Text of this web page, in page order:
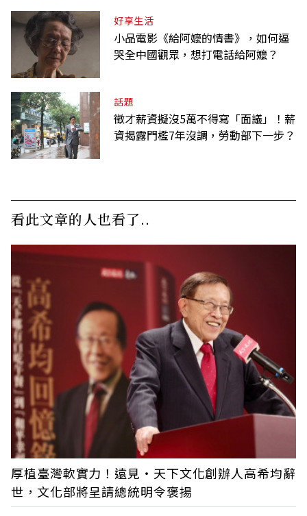
好享生活
小品電影《給阿嬤的情書》，如何逼
哭全中國觀眾，想打電話給阿嬤？
話題
徵才薪資擬沒5萬不得寫「面議」！薪
資揭露門檻7年沒調，勞動部下一步？
看此文章的人也看了..
厚植臺灣軟實力！遠見‧天下文化創辦人高希均辭
世，文化部將呈請總統明令褒揚